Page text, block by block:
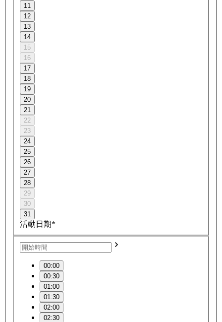
11
12
13
14
15
16
17
18
19
20
21
22
23
24
25
26
27
28
29
30
31
活動日期*
00:00
00:30
01:00
01:30
02:00
02:30